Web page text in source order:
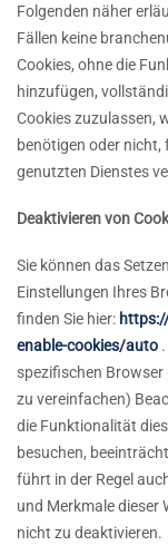
Folgenden näher
Fällen keine
Cookies, ohne die
hinzufügen,
Cookies zuzulassen,
benötigen oder nicht,
genutzten Dienstes
Deaktivieren von
Sie können das
Einstellungen Ihres
finden Sie hier:
enable-cookies/auto
spezifischen
zu vereinfachen)
die Funktionalität
besuchen,
führt in der Regel
und Merkmale dieser
nicht zu deaktivieren.